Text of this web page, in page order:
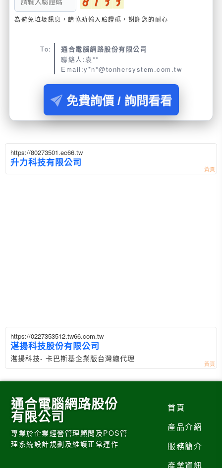
為避免垃圾訊息，請協助輸入驗證碼，謝謝您的耐心
To:
通合電腦網路股份有限公司
聯絡人:袁**
Email:y*n*@tonhersystem.com.tw
免費詢價 / 詢問看看
https://80273501.ec66.tw
升力科技有限公司
https://0227353512.tw66.com.tw
湛揚科技股份有限公司
湛揚科技- 卡巴斯基企業版台灣總代理
通合電腦網路股份
有限公司
專業於企業經營管理顧問及POS管
理系統設計規劃及維護正常運作
首頁
產品介紹
服務簡介
產業資訊